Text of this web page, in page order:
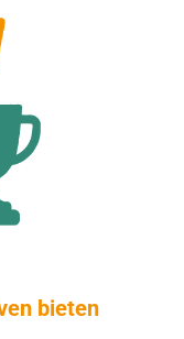
bieten